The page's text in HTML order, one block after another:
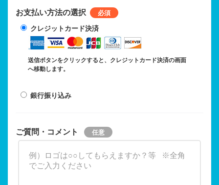
お支払い方法の選択
クレジットカード決済
送信ボタンをクリックすると、クレジットカード決済の画面
へ移動します。
銀行振り込み
ご質問・コメント